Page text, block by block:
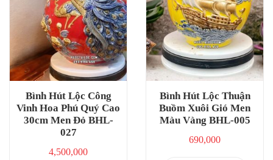
Bình Hút Lộc Công
Vinh Hoa Phú Quý Cao
30cm Men Đỏ BHL-
027
4,500,000
Bình Hút Lộc Thuận
Buồm Xuôi Gió Men
Màu Vàng BHL-005
690,000